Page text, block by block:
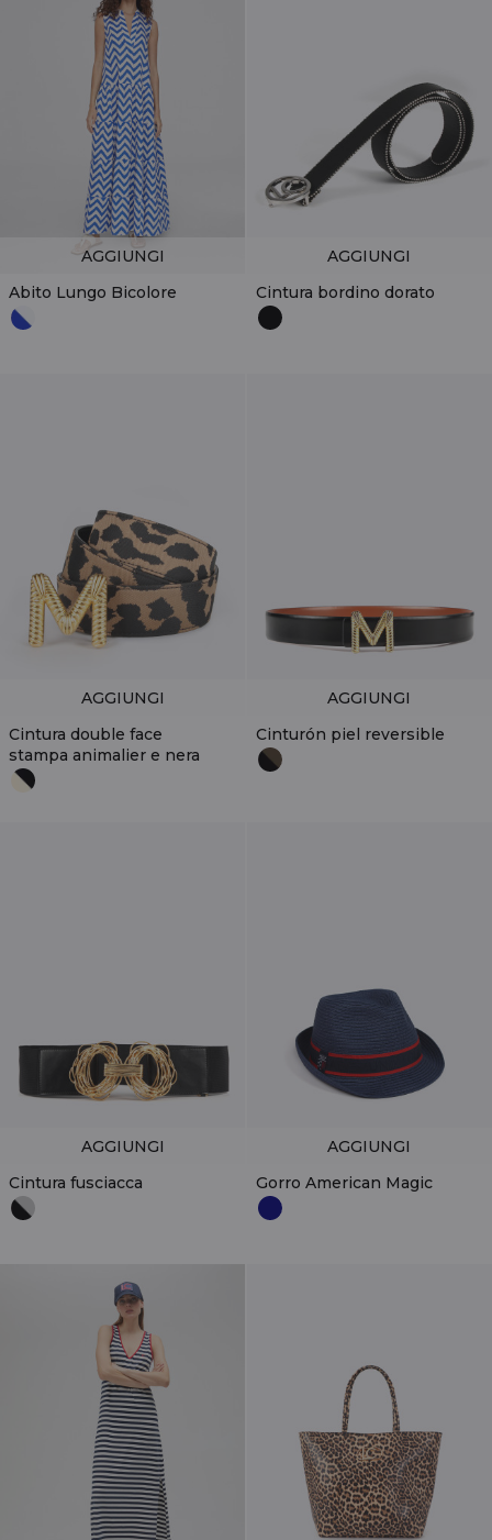
Abito Lungo Bicolore
AGGIUNGI
Cintura bordino dorato
AGGIUNGI
Cintura double face
stampa animalier e nera
AGGIUNGI
Cinturón piel reversible
AGGIUNGI
Cintura fusciacca
AGGIUNGI
Gorro American Magic
AGGIUNGI